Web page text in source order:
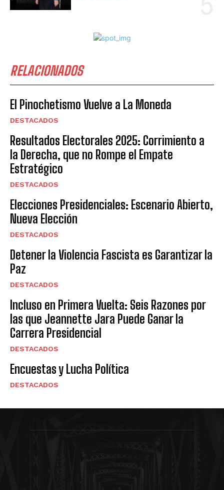
RELACIONADOS
El Pinochetismo Vuelve a La Moneda
DESTACADOS
Resultados Electorales 2025: Corrimiento a
la Derecha, que no Rompe el Empate
Estratégico
DESTACADOS
Elecciones Presidenciales: Escenario Abierto,
Nueva Elección
DESTACADOS
Detener la Violencia Fascista es Garantizar la
Paz
DESTACADOS
Incluso en Primera Vuelta: Seis Razones por
las que Jeannette Jara Puede Ganar la
Carrera Presidencial
DESTACADOS
Encuestas y Lucha Política
DESTACADOS